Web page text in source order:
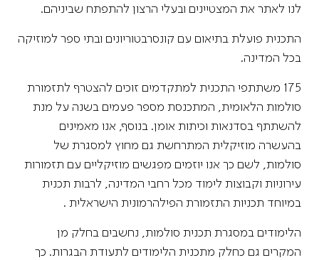
לנו לאתר את המצטיינים ובעלי הרצון להתפתח שביניהם.
התכנית פועלת בתיאום עם קונסרבטוריונים ובתי ספר למוזיקה
בכל המדינה.
175 משתתפי התכנית למתקדמים זוכים להצטרף לתזמורת
סולמות הלאומית, המתכנסת מספר פעמים בשנה על מנת
להשתתף בסדנאות וכיתות אומן. בנוסף, אנו מאמינים
בהעשרה מוזיקלית המתרחשת גם מחוץ למסגרת של
סולמות, לשם כך אנו יוזמים מפגשים מוזיקליים עם תזמורות
עירוניות וקבוצות לימוד מכל רחבי המדינה, לרבות תכנית
במיוחד תכניות התזמורת הפילהרמונית הישראלית .
הלימודים במסגרת תכנית סולמות, נחשבים בחלק מן
המקרים גם כחלק מתכנית הלימודים לתעודת הבגרות. כך